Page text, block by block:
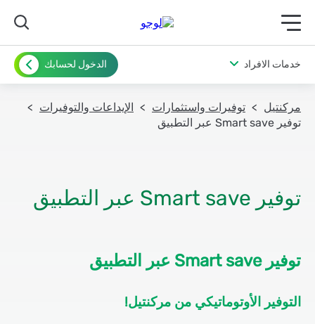
תפריט ראשי לנייד
خدمات الافراد الدخول لحسابك
مركنتيل توفيرات واستثمارات
الإيداعات والتوفيرات
توفير Smart save عبر التطبيق
توفير Smart save عبر التطبيق
توفير Smart save عبر التطبيق
التوفير الأوتوماتيكي من مركنتيل!